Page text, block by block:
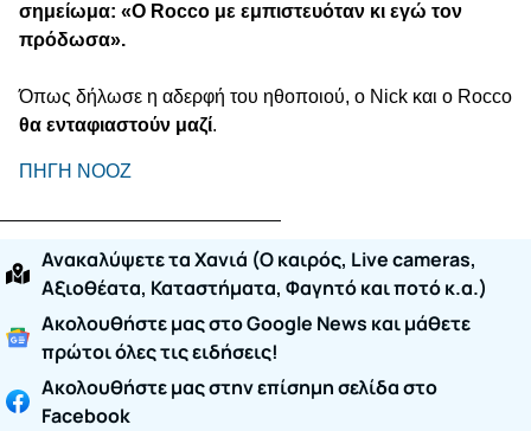
σημείωμα: «Ο Rocco με εμπιστευόταν κι εγώ τον
πρόδωσα».
Όπως δήλωσε η αδερφή του ηθοποιού, ο Nick και ο Rocco
θα ενταφιαστούν μαζί.
ΠΗΓΗ ΝΟΟΖ
Ανακαλύψετε τα Χανιά (O καιρός, Live cameras,
Αξιοθέατα, Καταστήματα, Φαγητό και ποτό κ.α.)
Ακολουθήστε μας στο Google News και μάθετε
πρώτοι όλες τις ειδήσεις!
Ακολουθήστε μας στην επίσημη σελίδα στο
Facebook